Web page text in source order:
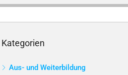
Kategorien
Aus- und Weiterbildung